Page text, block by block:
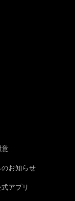
お知らせ
アプリ